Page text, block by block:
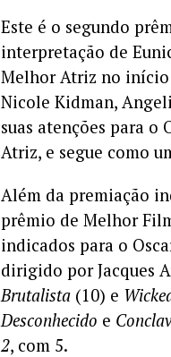
Este é o segundo
interpretação de
Melhor Atriz no início
Nicole Kidman,
suas atenções para o
Atriz, e segue como
Além da premiação
prêmio de Melhor
indicados para o
dirigido por Jacques
Brutalista (10) e
Desconhecido e
2, com 5.